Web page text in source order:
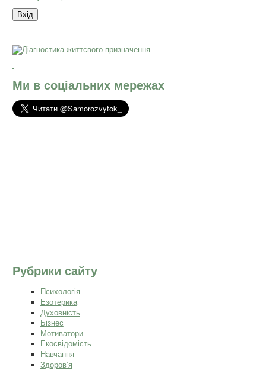
Ми в соціальних мережах
Рубрики сайту
Психологія
Езотерика
Духовність
Бізнес
Мотиватори
Екосвідомість
Навчання
Здоров’я